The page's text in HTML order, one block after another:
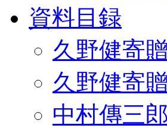
資料目録
久野健寄
久野健寄
中村傳三